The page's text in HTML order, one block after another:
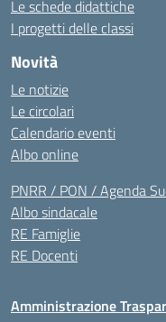
Le schede didattiche
I progetti delle classi
Novità
Le notizie
Le circolari
Calendario eventi
Albo online
PNRR / PON / Agenda
Albo sindacale
RE Famiglie
RE Docenti
Amministrazione